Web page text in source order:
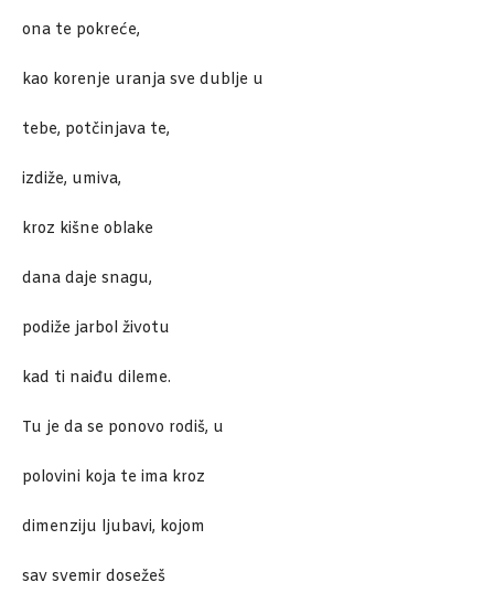
ona te pokreće,
kao korenje uranja sve dublje u
tebe, potčinjava te,
izdiže, umiva,
kroz kišne oblake
dana daje snagu,
podiže jarbol životu
kad ti naiđu dileme.
Tu je da se ponovo rodiš, u
polovini koja te ima kroz
dimenziju ljubavi, kojom
sav svemir dosežeš